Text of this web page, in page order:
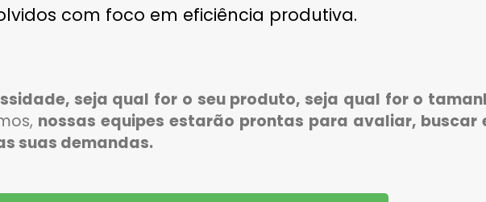
com foco em eficiência produtiva.
seja qual for o seu produto, seja qual for o
nossas equipes estarão prontas para avaliar, buscar
suas demandas.